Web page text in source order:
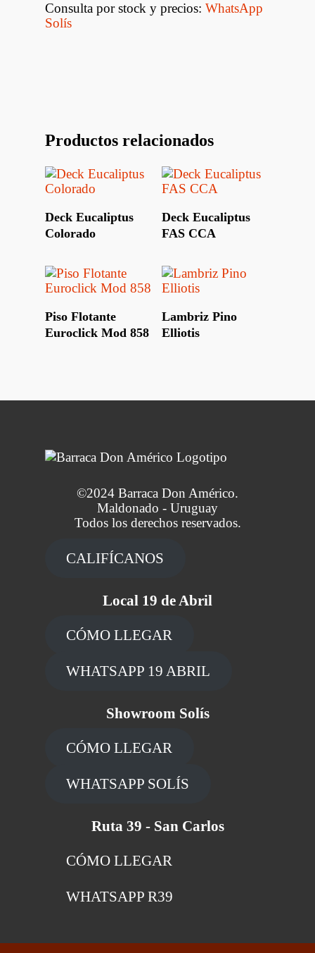
Consulta por stock y precios: WhatsApp
Solís
Productos relacionados
Deck Eucaliptus
Colorado
Deck Eucaliptus
FAS CCA
Piso Flotante
Euroclick Mod 858
Leer Más
Lambriz Pino
Elliotis
©2024 Barraca Don Américo.
Maldonado - Uruguay
Todos los derechos reservados.
CALIFÍCANOS
Local 19 de Abril
CÓMO LLEGAR
WHATSAPP 19 ABRIL
Showroom Solís
CÓMO LLEGAR
WHATSAPP SOLÍS
Ruta 39 - San Carlos
CÓMO LLEGAR
WHATSAPP R39